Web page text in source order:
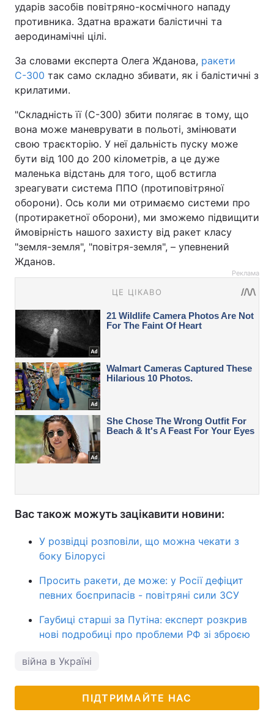
ударів засобів повітряно-космічного нападу
противника. Здатна вражати балістичні та
аеродинамічні цілі.
За словами експерта Олега Жданова, ракети
С-300 так само складно збивати, як і балістичні з
крилатими.
"Складність її (С-300) збити полягає в тому, що
вона може маневрувати в польоті, змінювати
свою траєкторію. У неї дальність пуску може
бути від 100 до 200 кілометрів, а це дуже
маленька відстань для того, щоб встигла
зреагувати система ППО (протиповітряної
оборони). Ось коли ми отримаємо системи про
(протиракетної оборони), ми зможемо підвищити
ймовірність нашого захисту від ракет класу
"земля-земля", "повітря-земля", – упевнений
Жданов.
Реклама
Вас також можуть зацікавити новини:
У розвідці розповіли, що можна чекати з
боку Білорусі
Просить ракети, де може: у Росії дефіцит
певних боєприпасів - повітряні сили ЗСУ
Гаубиці старші за Путіна: експерт розкрив
нові подробиці про проблеми РФ зі зброєю
війна в Україні
ПІДТРИМАЙТЕ НАС